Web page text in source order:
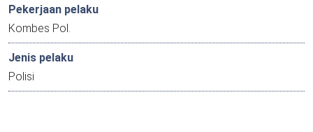
Pekerjaan pelaku
Kombes Pol.
Jenis pelaku
Polisi